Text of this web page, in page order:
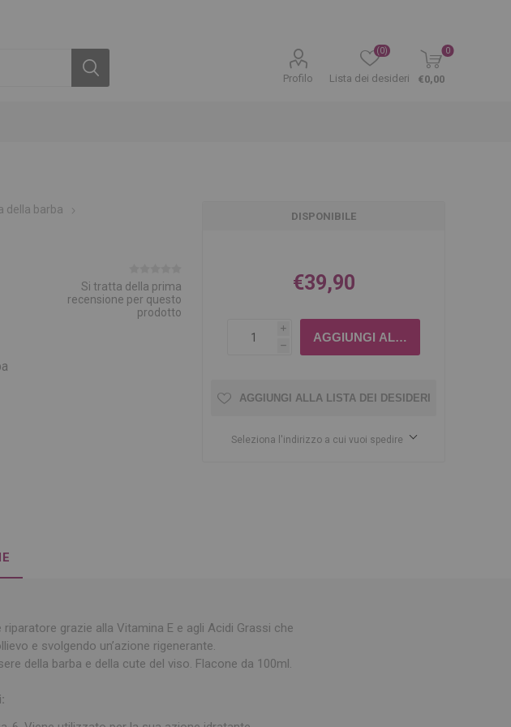
Profilo Lista dei desideri
(0) 0
€0,00
della barba
Si tratta della prima
recensione per questo
prodotto
DISPONIBILE
€39,90
i
h
AGGIUNGI ALLA LISTA DEI DESIDERI
Seleziona l'indirizzo a cui vuoi spedire
grazie alla Vitamina E e agli Acidi Grassi che
e svolgendo un’azione rigenerante.
della barba e della cute del viso. Flacone da 100ml.